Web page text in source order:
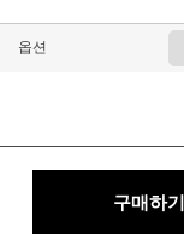
옵션
구매하기